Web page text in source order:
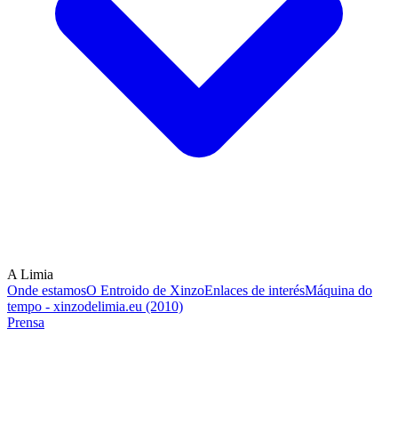
A Limia
Onde estamosO Entroido de XinzoEnlaces de interésMáquina do
tempo - xinzodelimia.eu (2010)
Prensa